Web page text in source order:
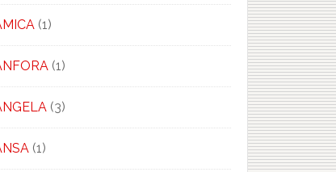
(1)
(1)
(3)
(1)